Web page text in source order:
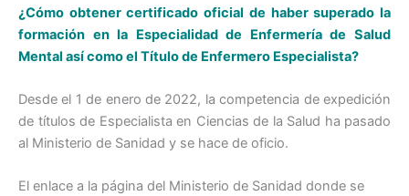
c
e
o
o
itt
er
ai
l
k
e
n
at
s
p
p
m
p
tir
¿Cómo obtener certificado oficial de haber superado la
formación en la Especialidad de Enfermería de Salud
Mental así como el Título de Enfermero Especialista?
Desde el 1 de enero de 2022, la competencia de expedición
de títulos de Especialista en Ciencias de la Salud ha pasado
al Ministerio de Sanidad y se hace de oficio.
El enlace a la página del Ministerio de Sanidad donde se